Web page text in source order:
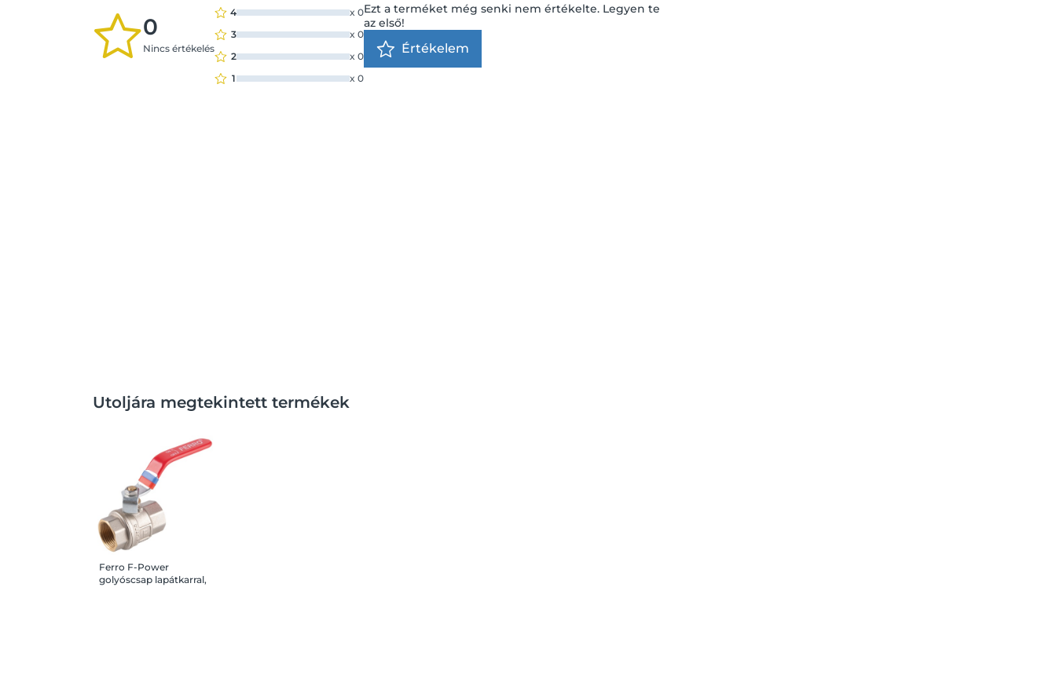
0
Nincs értékelés
4
x 0
3
x 0
2
x 0
1
x 0
Ezt a terméket még senki nem értékelte. Legyen te
az első!
Értékelem
Utoljára megtekintett termékek
Ferro F-Power
golyóscsap lapátkarral,